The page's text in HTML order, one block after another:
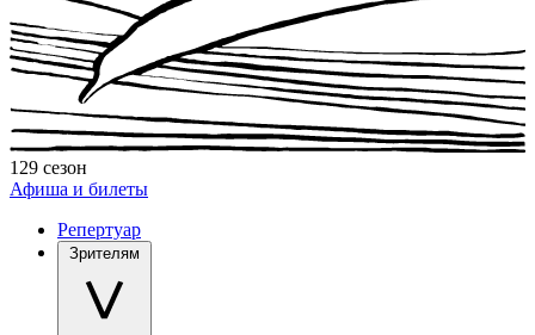
129 сезон
Афиша и билеты
Репертуар
Зрителям